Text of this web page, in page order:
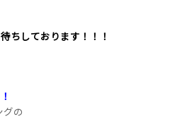
ちしております！！！
の